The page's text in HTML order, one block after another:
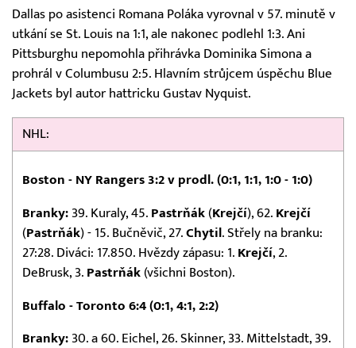
Dallas po asistenci Romana Poláka vyrovnal v 57. minutě v
utkání se St. Louis na 1:1, ale nakonec podlehl 1:3. Ani
Pittsburghu nepomohla přihrávka Dominika Simona a
prohrál v Columbusu 2:5. Hlavním strůjcem úspěchu Blue
Jackets byl autor hattricku Gustav Nyquist.
NHL:
Boston - NY Rangers 3:2 v prodl. (0:1, 1:1, 1:0 - 1:0)
Branky: 39. Kuraly, 45. Pastrňák (Krejčí), 62. Krejčí
(Pastrňák) - 15. Bučněvič, 27. Chytil. Střely na branku:
27:28. Diváci: 17.850. Hvězdy zápasu: 1. Krejčí, 2.
DeBrusk, 3. Pastrňák (všichni Boston).
Buffalo - Toronto 6:4 (0:1, 4:1, 2:2)
Branky: 30. a 60. Eichel, 26. Skinner, 33. Mittelstadt, 39.